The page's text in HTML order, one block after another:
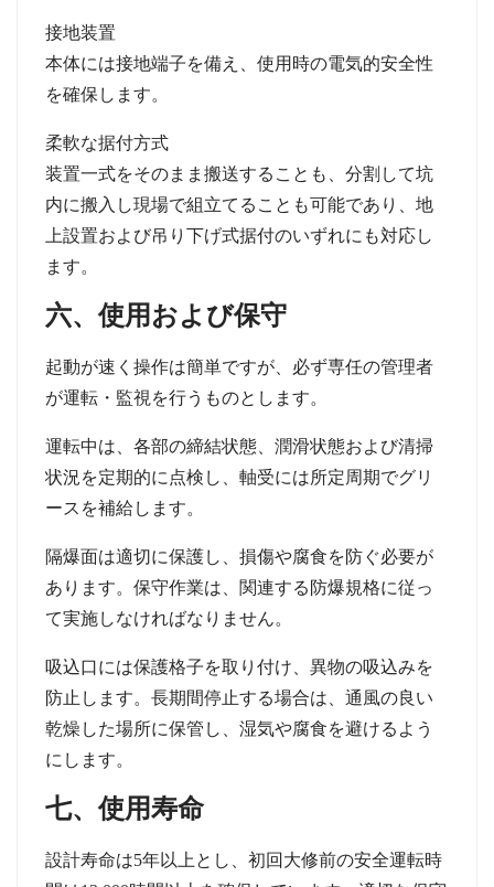
接地装置
本体には接地端子を備え、使用時の電気的安全性
を確保します。
柔軟な据付方式
装置一式をそのまま搬送することも、分割して坑
内に搬入し現場で組立てることも可能であり、地
上設置および吊り下げ式据付のいずれにも対応し
ます。
六、使用および保守
起動が速く操作は簡単ですが、必ず専任の管理者
が運転 ・ 監視を行うものとします。
運転中は、各部の締結状態、潤滑状態および清掃
状況を定期的に点検し、軸受には所定周期でグリ
ースを補給します。
隔爆面は適切に保護し、損傷や腐食を防ぐ必要が
あります。保守作業は、関連する防爆規格に従っ
て実施しなければなりません。
吸込口には保護格子を取り付け、異物の吸込みを
防止します。長期間停止する場合は、通風の良い
乾燥した場所に保管し、湿気や腐食を避けるよう
にします。
七、使用寿命
設計寿命は5年以上とし、初回大修前の安全運転時